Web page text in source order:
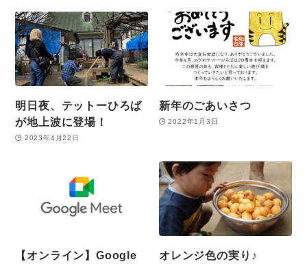
明日夜、テットーひろば
が地上波に登場！
2023年4月22日
新年のごあいさつ
2022年1月3日
【オンライン】Google オレンジ色の実り♪